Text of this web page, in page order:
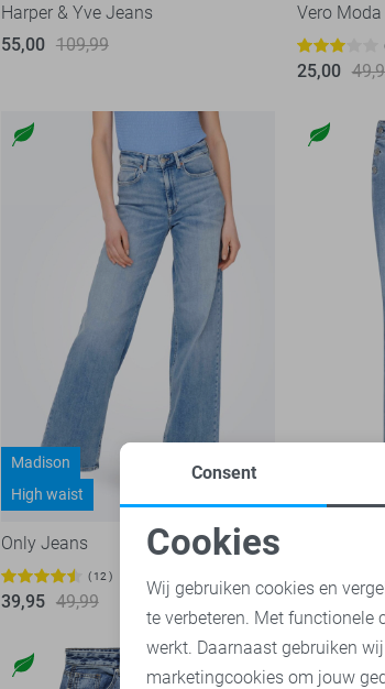
Harper & Yve Jeans
55,00 109,99
Vero
25,00
Madison
High waist
Only Jeans
12
39,95 49,99
Noodzakelijke cookies
Analytische cookies
Consent
Cookies
Wij gebruiken cookies en
te verbeteren. Met functionele
werkt. Daarnaast gebruiken
marketingcookies om jouw